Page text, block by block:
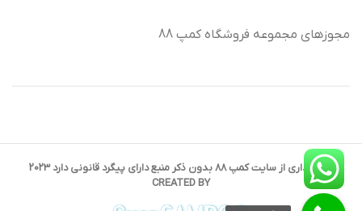
مجوزهای مجموعه فروشگاه کمپ 88
کپی برداری از سایت کمپ 88 بدون ذکر منبع دارای پیگرد قانونی دارد 2023
CREATED BY